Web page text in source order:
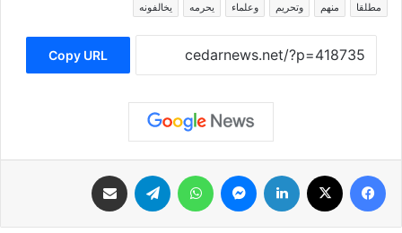
مطلقا
منهم وتحريم وعلماء يحرمه يخالفونه
Copy URL
فيسبوك لينكدإن ماسنجر واتساب تيلقرام